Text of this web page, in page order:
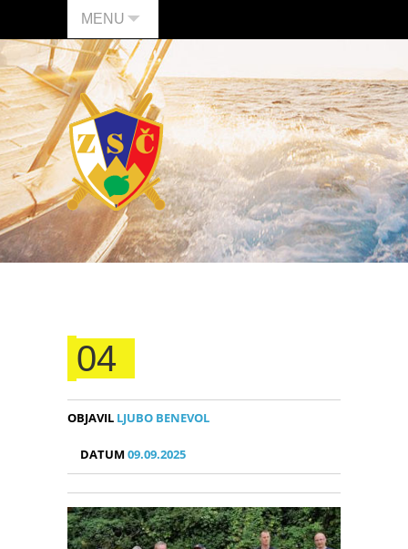
MENU
04
OBJAVIL LJUBO BENEVOL
DATUM09.09.2025